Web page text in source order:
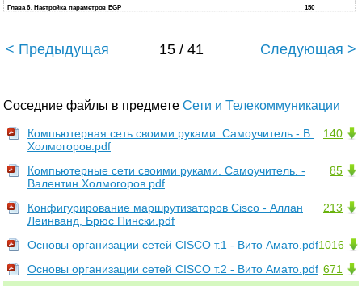
Глава 6. Настройка параметров BGP 150
< Предыдущая 15 / 41 Следующая >
Соседние файлы в предмете Сети и Телекоммуникации
140
Компьютерная сеть своими руками. Самоучитель - В.
Холмогоров.pdf
85
Компьютерные сети своими руками. Самоучитель. -
Валентин Холмогоров.pdf
213
Конфигурирование маршрутизаторов Cisco - Аллан
Леинванд, Брюс Пински.pdf
1016
Основы организации сетей CISCO т.1 - Вито Амато.pdf
671
Основы организации сетей CISCO т.2 - Вито Амато.pdf